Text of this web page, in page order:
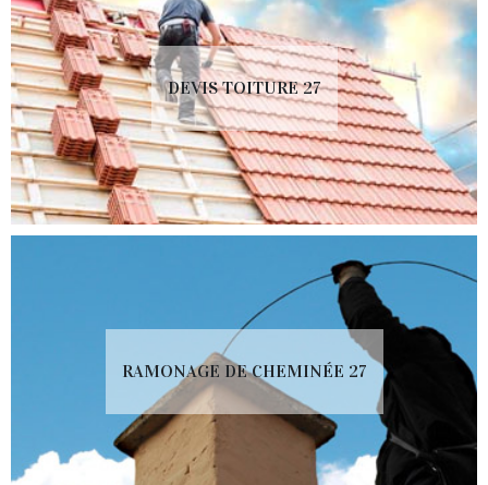
DEVIS TOITURE 27
RAMONAGE DE CHEMINÉE 27